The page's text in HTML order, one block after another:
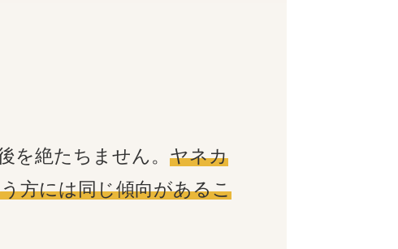
を絶たちません。 ヤネカ
方には同じ傾向があるこ